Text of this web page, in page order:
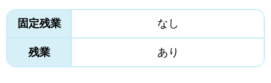
固定残業 なし
残業 あり